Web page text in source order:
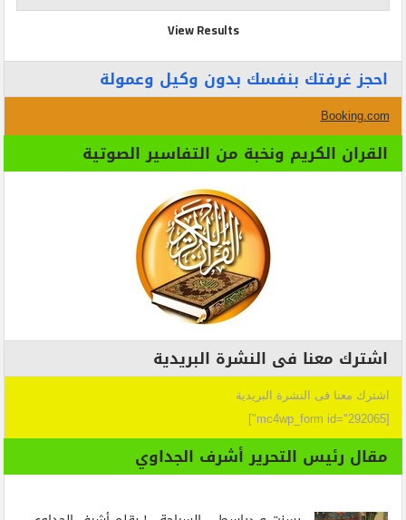
View Results
احجز غرفتك بنفسك بدون وكيل وعمولة
Booking.com
القران الكريم ونخبة من التفاسير الصوتية
اشترك معنا فى النشرة البريدية
اشترك معنا فى النشرة البريدية
[mc4wp_form id="292065"]
مقال رئيس التحرير أشرف الجداوي